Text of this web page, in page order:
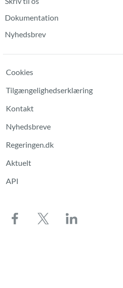
Dokumentation
Nyhedsbrev
Cookies
Tilgængelighedserklæring
Kontakt
Nyhedsbreve
Regeringen.dk
Aktuelt
API